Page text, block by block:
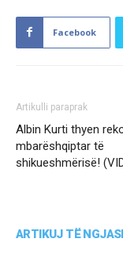
Facebook
Artikulli paraprak
Albin Kurti thyen
mbarëshqiptar të
shikueshmërisë!
ARTIKUJ TË